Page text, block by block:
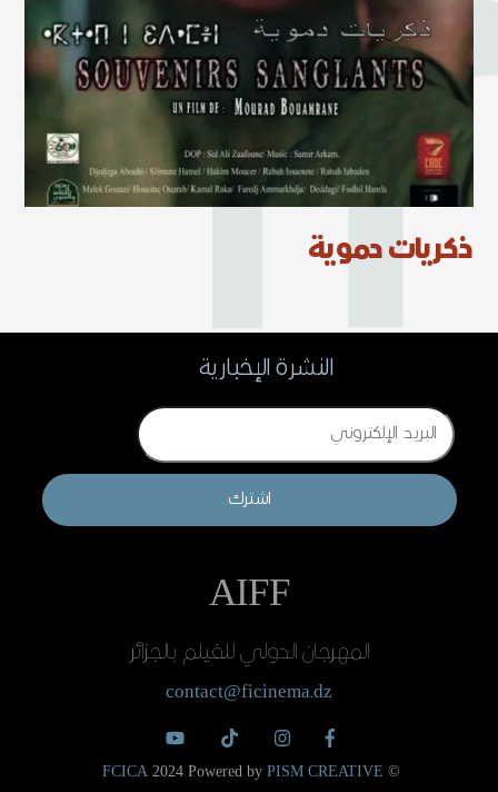
ذكريات دموية
النشرة الإخبارية
Email
اشترك
AIFF
المهرجان الدولي للفيلم بالجزائر
contact@ficinema.dz
©
FCICA 2024 Powered by PISM CREATIVE